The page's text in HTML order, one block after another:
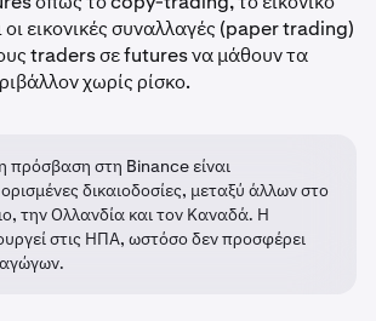
εικονικές συναλλαγές (paper trading)
traders σε futures να μάθουν τα
χωρίς ρίσκο.
πρόσβαση στη Binance είναι
δικαιοδοσίες, μεταξύ άλλων στο
την Ολλανδία και τον Καναδά. Η
στις ΗΠΑ, ωστόσο δεν προσφέρει